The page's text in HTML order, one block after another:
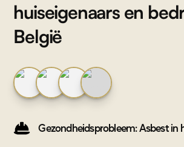
huiseigenaars en
België
Gezondheidsprobleem: Asbest in